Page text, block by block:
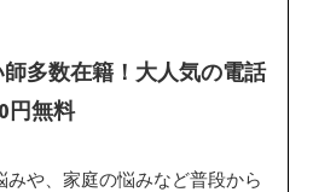
多数在籍！大人気の電話
円無料
や、家庭の悩みなど普段から